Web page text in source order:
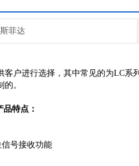
菲达
客户进行选择，其中常见的为LC
。
品特点：
信号接收功能